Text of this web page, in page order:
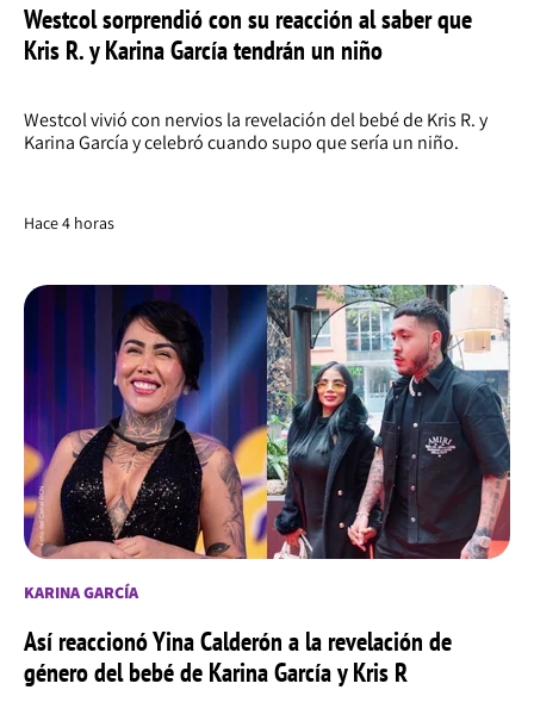
Westcol sorprendió con su reacción al saber que
Kris R. y Karina García tendrán un niño
Westcol vivió con nervios la revelación del bebé de Kris R. y
Karina García y celebró cuando supo que sería un niño.
Hace 4 horas
KARINA GARCÍA
Así reaccionó Yina Calderón a la revelación de
género del bebé de Karina García y Kris R